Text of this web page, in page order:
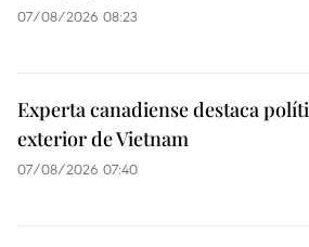
07/08/2026 08:23
Experta canadiense destaca
exterior de Vietnam
07/08/2026 07:40